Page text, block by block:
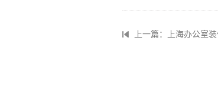
上一篇：上海办公室